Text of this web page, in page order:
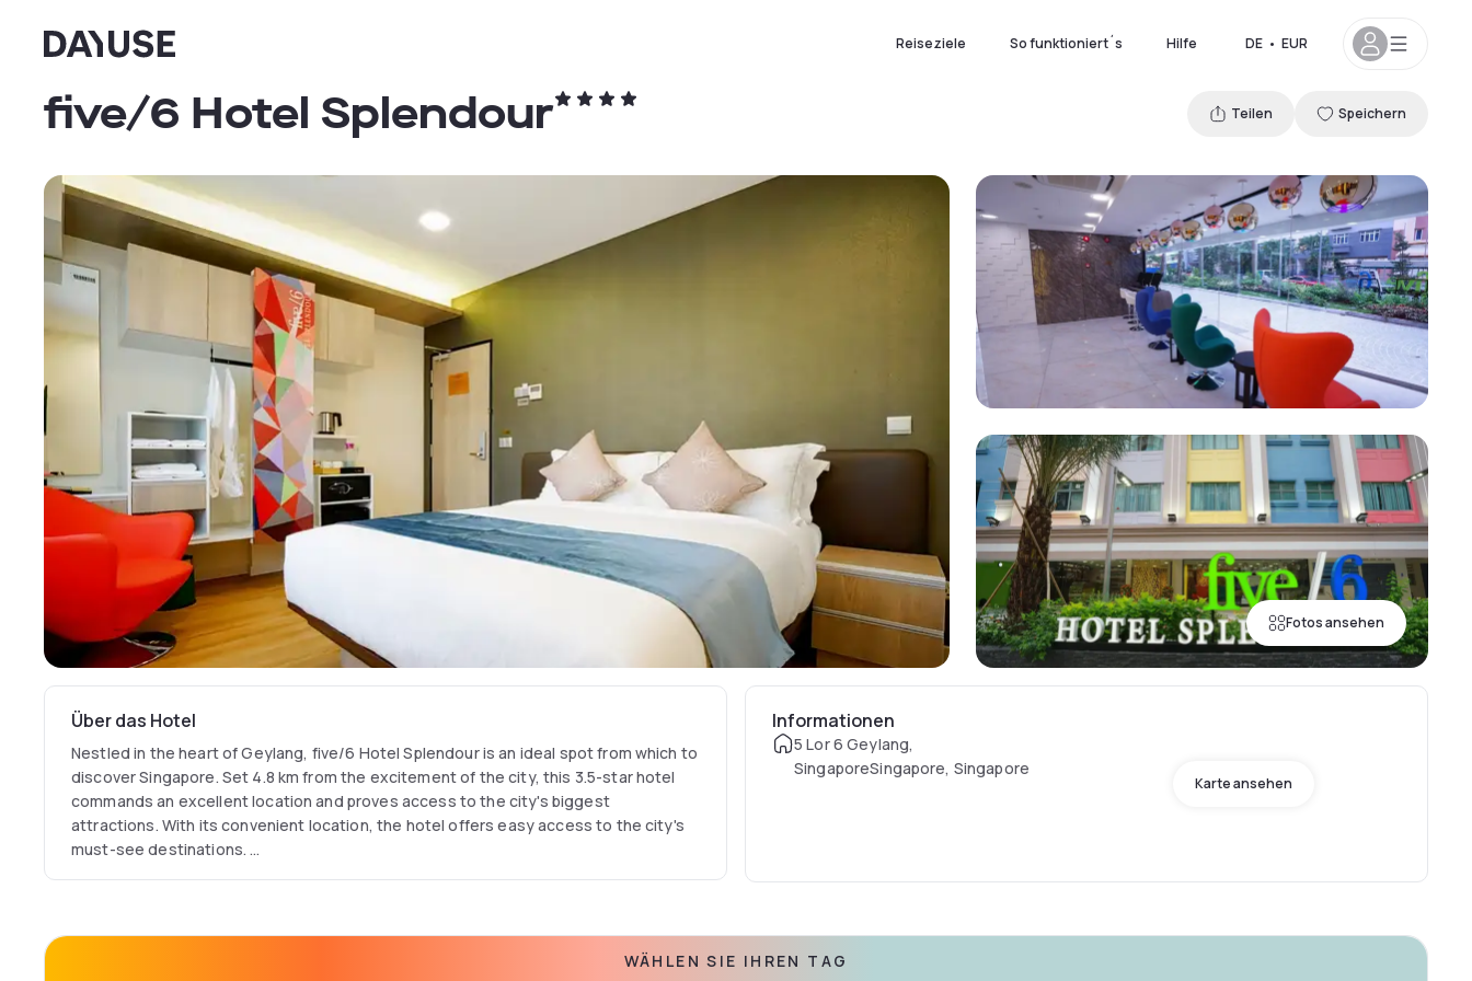
Dayuse Reiseziele So funktioniert´s Hilfe DE • EUR
Fotos ansehen
five/6 Hotel Splendour Teilen Speichern
Über das Hotel
Nestled in the heart of Geylang, five/6 Hotel Splendour is an ideal spot from which to
discover Singapore. Set 4.8 km from the excitement of the city, this 3.5-star hotel
commands an excellent location and proves access to the city's biggest
attractions. With its convenient location, the hotel offers easy access to the city's
must-see destinations.
Informationen
5 Lor 6 Geylang,
SingaporeSingapore, Singapore
Karte ansehen
WÄHLEN SIE IHREN TAG